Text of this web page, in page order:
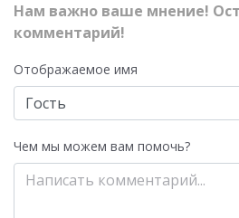
Нам важно ваше мнение!
комментарий!
Отображаемое имя
Чем мы можем вам помочь?